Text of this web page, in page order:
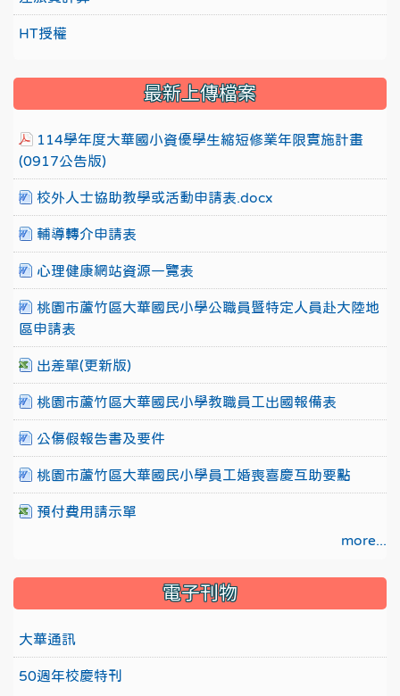
HT授權
最新上傳檔案
114學年度大華國小資優學生縮短修業年限實施計畫
(0917公告版)
校外人士協助教學或活動申請表.docx
輔導轉介申請表
心理健康網站資源一覽表
桃園市蘆竹區大華國民小學公職員暨特定人員赴大陸地
區申請表
出差單(更新版)
桃園市蘆竹區大華國民小學教職員工出國報備表
公傷假報告書及要件
桃園市蘆竹區大華國民小學員工婚喪喜慶互助要點
預付費用請示單
more...
電子刊物
大華通訊
50週年校慶特刊